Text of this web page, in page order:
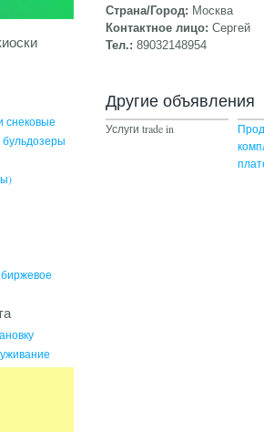
Страна/Город: Москва
Контактное лицо:Сергей
Тел.:89032148954
Другие объявления
Услуги trade in
снековые